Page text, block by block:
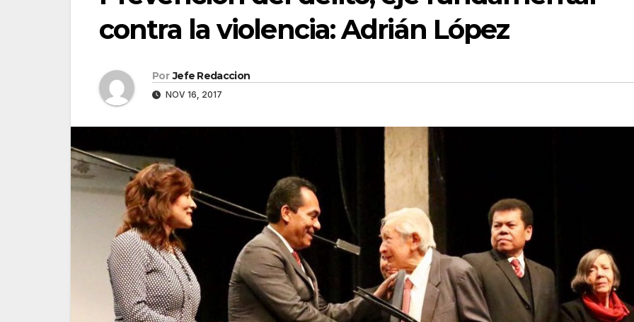
contra la violencia: Adrián López
Por Jefe Redaccion
NOV 16, 2017